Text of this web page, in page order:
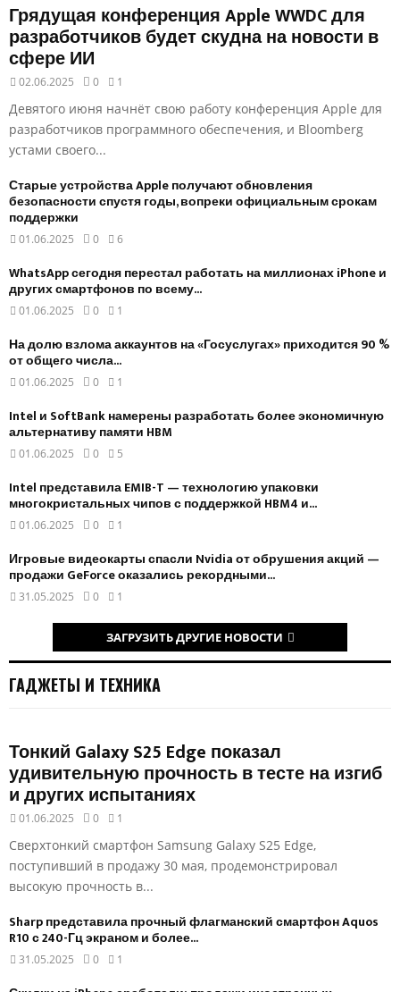
Грядущая конференция Apple WWDC для
разработчиков будет скудна на новости в
сфере ИИ
02.06.2025 0 1
Девятого июня начнёт свою работу конференция Apple для
разработчиков программного обеспечения, и Bloomberg
устами своего...
Старые устройства Apple получают обновления
безопасности спустя годы, вопреки официальным срокам
поддержки
01.06.2025 0 6
WhatsApp сегодня перестал работать на миллионах iPhone и
других смартфонов по всему...
01.06.2025 0 1
На долю взлома аккаунтов на «Госуслугах» приходится 90 %
от общего числа...
01.06.2025 0 1
Intel и SoftBank намерены разработать более экономичную
альтернативу памяти HBM
01.06.2025 0 5
Intel представила EMIB-T — технологию упаковки
многокристальных чипов с поддержкой HBM4 и...
01.06.2025 0 1
Игровые видеокарты спасли Nvidia от обрушения акций —
продажи GeForce оказались рекордными...
31.05.2025 0 1
ЗАГРУЗИТЬ ДРУГИЕ НОВОСТИ
ГАДЖЕТЫ И ТЕХНИКА
Тонкий Galaxy S25 Edge показал
удивительную прочность в тесте на изгиб
и других испытаниях
01.06.2025 0 1
Сверхтонкий смартфон Samsung Galaxy S25 Edge,
поступивший в продажу 30 мая, продемонстрировал
высокую прочность в...
Sharp представила прочный флагманский смартфон Aquos
R10 с 240-Гц экраном и более...
31.05.2025 0 1